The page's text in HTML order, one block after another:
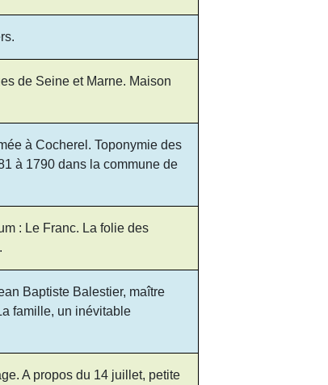
de Seine et Marne. Maison
à Cocherel. Toponymie des
à 1790 dans la commune de
: Le Franc. La folie des
Baptiste Balestier, maître
famille, un inévitable
A propos du 14 juillet, petite